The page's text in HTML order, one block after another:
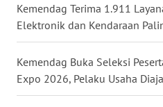
Kemendag Terima 1.911
Elektronik dan Kendaraan
Kemendag Buka Seleksi
Expo 2026, Pelaku Usaha
WN
BALI
WN